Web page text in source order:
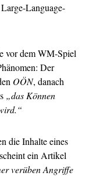
Language-
vor dem WM-Spiel
Der
OÖN, danach
„das Können
die Inhalte eines
ein Artikel
verüben Angriffe